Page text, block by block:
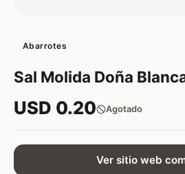
Abarrotes
Sal Molida Doña
USD 0.20 Agotado
Ver sitio web